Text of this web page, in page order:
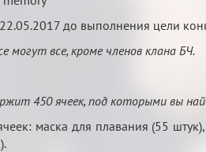
до выполнения цели
могут все, кроме членов клана БЧ.
450 ячеек, под которыми вы
маска для плавания (55